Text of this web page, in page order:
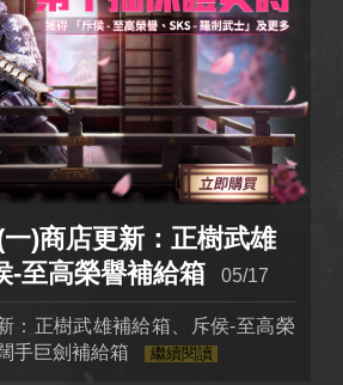
)商店更新：正樹武雄
-至高榮譽補給箱
05/17
：正樹武雄補給箱、斥侯-至高榮
手巨劍補給箱
繼續閱讀